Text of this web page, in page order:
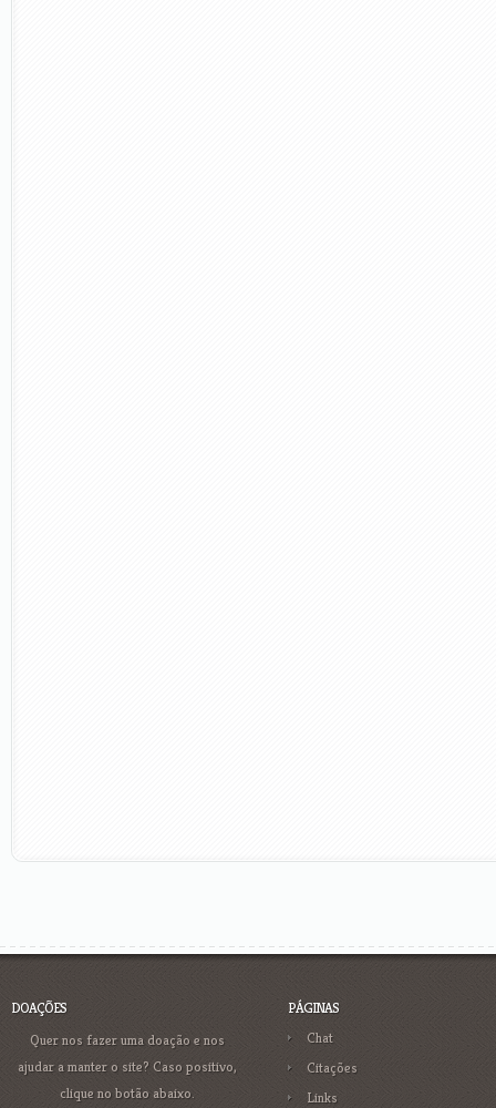
DOAÇÕES
Quer nos fazer uma doação e nos
ajudar a manter o site? Caso positivo,
clique no botão abaixo.
PÁGINAS
Chat
Citações
Links